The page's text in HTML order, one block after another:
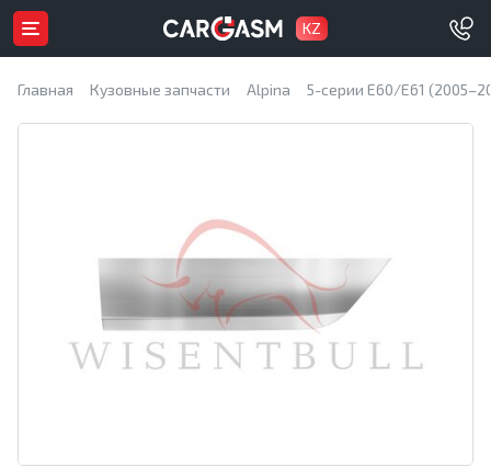
KZ
Главная Кузовные запчасти Alpina 5-серии E60/E61